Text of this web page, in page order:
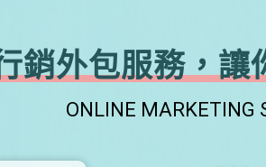
銷外包服務，讓
ONLINE MARKETING